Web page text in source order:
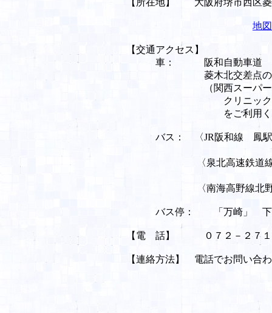
【所在地】 大阪府堺市西区
地
【交通アクセス】
車： 阪和自動車道 堺イ
菱木北交差点の南東
（関西スーパー萬崎
クリニックモール内駐
をご利用くだ
バス： 〈JR阪和線 鳳駅〉
北野田駅前、
〈泉北高速鉄道線 栂・
〈南海高野線北野田駅〉
バス停： 「万崎」 下車
【電 話】 ０７２－２７
【連絡方法】 電話でお問い合